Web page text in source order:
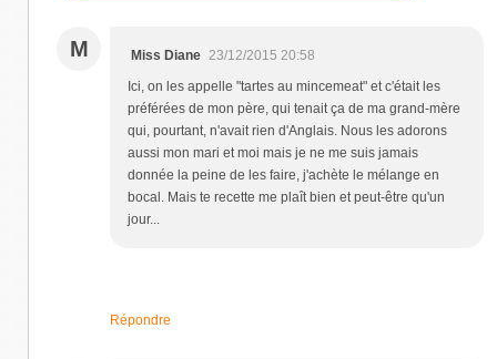
M Miss Diane 23/12/2015 20:58
Ici, on les appelle "tartes au mincemeat" et c'était les
préférées de mon père, qui tenait ça de ma grand-mère
qui, pourtant, n'avait rien d'Anglais. Nous les adorons
aussi mon mari et moi mais je ne me suis jamais
donnée la peine de les faire, j'achète le mélange en
bocal. Mais te recette me plaît bien et peut-être qu'un
jour...
Répondre